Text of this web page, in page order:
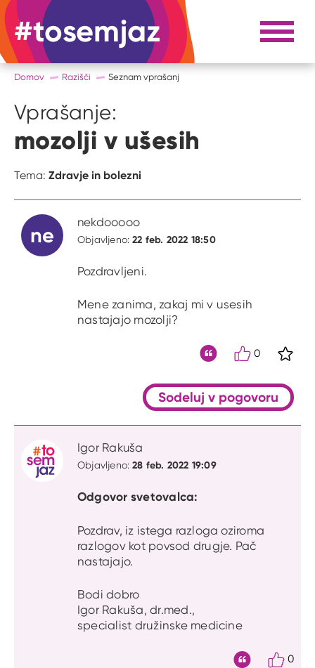
#tosemjaz #to sem jaz Razpri
Domov Razišči Seznam vprašanj
Vprašanje:
mozolji v ušesih
Tema: Zdravje in bolezni
ne
nekdooooo
Objavljeno:22 feb. 2022 18:50
Pozdravljeni.
Mene zanima, zakaj mi v usesih
nastajajo mozolji?
0
Sodeluj v pogovoru
Igor Rakuša
Objavljeno:28 feb. 2022 19:09
Odgovor svetovalca:
Pozdrav, iz istega razloga oziroma
razlogov kot povsod drugje. Pač
nastajajo.
Bodi dobro
Igor Rakuša, dr.med.,
specialist družinske medicine
0